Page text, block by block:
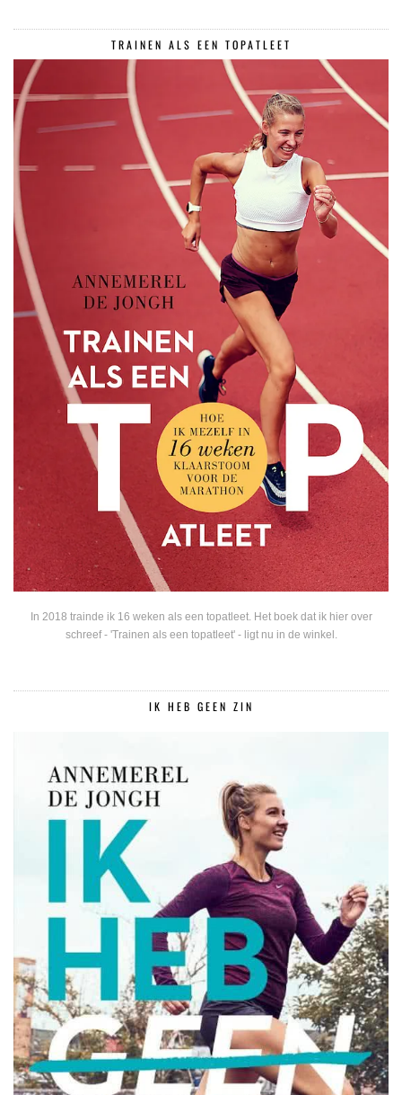
TRAINEN ALS EEN TOPATLEET
In 2018 trainde ik 16 weken als een topatleet. Het boek dat ik hier over
schreef - 'Trainen als een topatleet' - ligt nu in de winkel.
IK HEB GEEN ZIN